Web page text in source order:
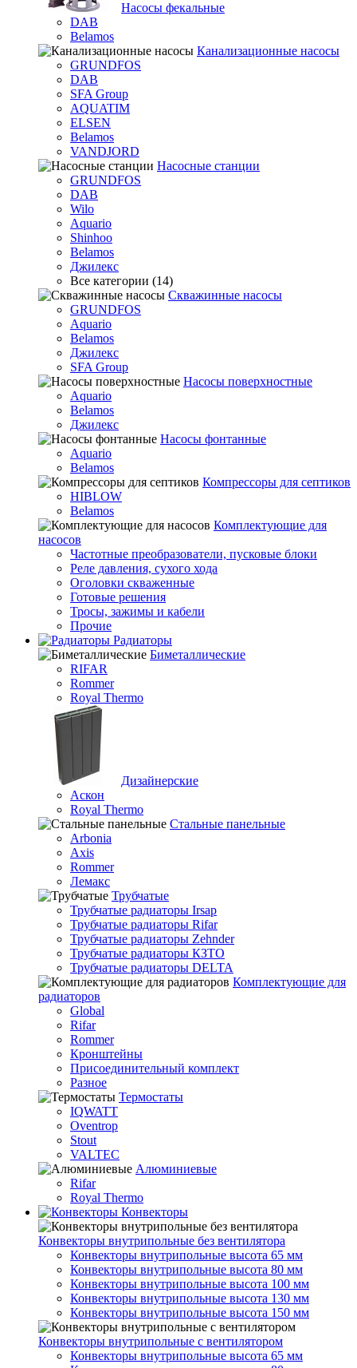
Насосы фекальные
DAB
Belamos
Канализационные насосы
GRUNDFOS
DAB
SFA Group
AQUATIM
ELSEN
Belamos
VANDJORD
Насосные станции
GRUNDFOS
DAB
Wilo
Aquario
Shinhoo
Belamos
Джилекс
Все категории (14)
Скважинные насосы
GRUNDFOS
Aquario
Belamos
Джилекс
SFA Group
Насосы поверхностные
Aquario
Belamos
Джилекс
Насосы фонтанные
Aquario
Belamos
Компрессоры для септиков
HIBLOW
Belamos
Комплектующие для
насосов
Частотные преобразователи, пусковые блоки
Реле давления, сухого хода
Оголовки скваженные
Готовые решения
Тросы, зажимы и кабели
Прочие
Радиаторы
Биметаллические
RIFAR
Rommer
Royal Thermo
Дизайнерские
Аскон
Royal Thermo
Стальные панельные
Arbonia
Axis
Rommer
Лемакс
Трубчатые
Трубчатые радиаторы Irsap
Трубчатые радиаторы Rifar
Трубчатые радиаторы Zehnder
Трубчатые радиаторы КЗТО
Трубчатые радиаторы DELTA
Комплектующие для
радиаторов
Global
Rifar
Rommer
Кронштейны
Присоединительный комплект
Разное
Термостаты
IQWATT
Oventrop
Stout
VALTEC
Алюминиевые
Rifar
Royal Thermo
Конвекторы
Конвекторы внутрипольные без вентилятора
Конвекторы внутрипольные высота 65 мм
Конвекторы внутрипольные высота 80 мм
Конвекторы внутрипольные высота 100 мм
Конвекторы внутрипольные высота 130 мм
Конвекторы внутрипольные высота 150 мм
Конвекторы внутрипольные с вентилятором
Конвекторы внутрипольные высота 65 мм